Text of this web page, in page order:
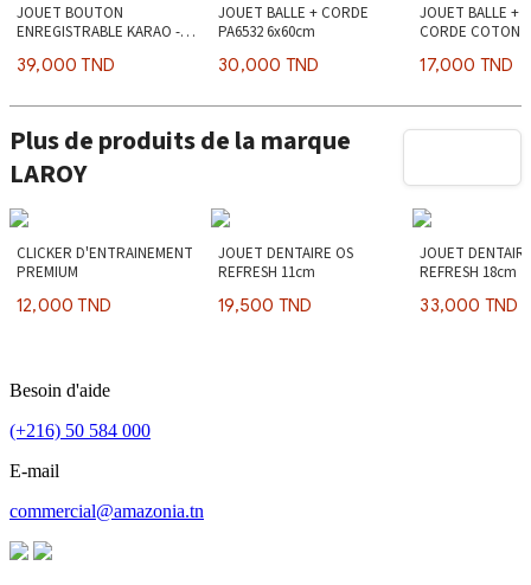
JOUET BOUTON
ENREGISTRABLE KARAO -
39,000 TND
JOUET BALLE + CORDE
PA6532 6x60cm
30,000 TND
JOUET BALLE +
CORDE COTON
17,000 TND
Plus de produits de la marque
LAROY
CLICKER D'ENTRAINEMENT
PREMIUM
12,000 TND
JOUET DENTAIRE OS
REFRESH 11cm
19,500 TND
JOUET
REFRESH 18cm
33,000 TND
Besoin d'aide
(+216) 50 584 000
E-mail
commercial@amazonia.tn